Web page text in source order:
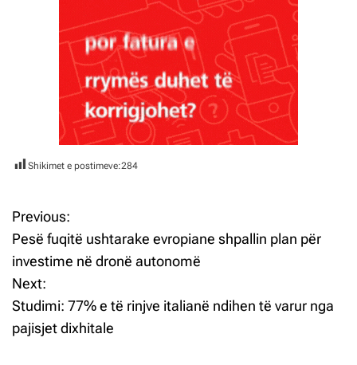
Shikimet e postimeve:284
L
ë
v
i
Previous:
Pesë fuqitë ushtarake evropiane shpallin plan për
investime në dronë autonomë
Next:
Studimi: 77% e të rinjve italianë ndihen të varur nga
pajisjet dixhitale